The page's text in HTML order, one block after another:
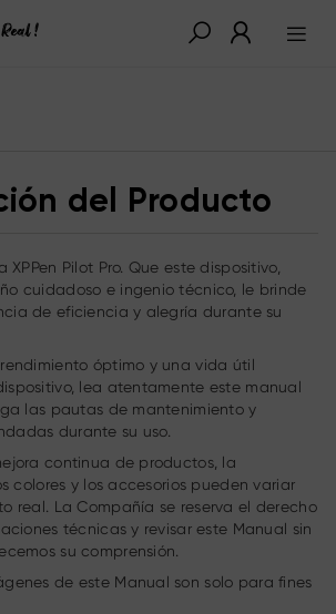
del Producto
Pilot Pro. Que este dispositivo,
cuidadoso e ingenio técnico, le brinde
de eficiencia y alegría durante su
óptimo y una vida útil
lea atentamente este manual
las pautas de mantenimiento y
durante su uso.
continua de productos, la
colores y los accesorios pueden variar
real. La Compañía se reserva el derecho
técnicas y revisar este Manual sin
su comprensión.
de este Manual son solo para fines